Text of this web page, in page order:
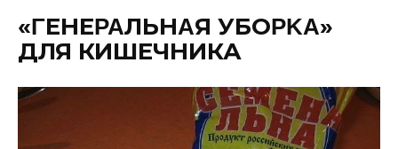
«ΓЕНЕΡΑЛЬНΑЯ УБОΡΚΑ»
ДЛЯ КИШЕЧНИКА